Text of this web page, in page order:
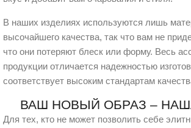
В наших изделиях используются лишь
высочайшего качества, так что вам не
что они потеряют блеск или форму. Весь
продукции отличается надежностью
соответствует высоким стандартам
ВАШ НОВЫЙ ОБРАЗ –
Для тех, кто не может позволить себе